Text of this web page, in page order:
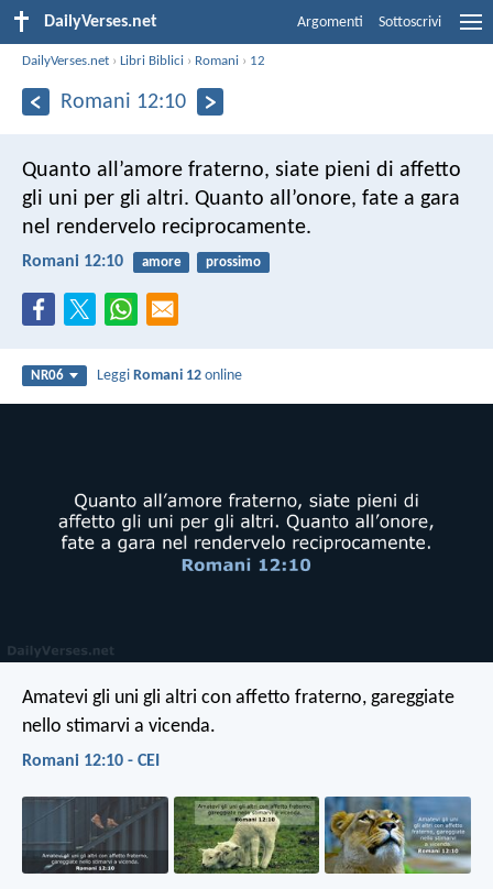
DailyVerses.net Argomenti Sottoscrivi
DailyVerses.net ›Libri Biblici › Romani › 12
Romani 12:10
Quanto all’amore fraterno, siate pieni di affetto
gli uni per gli altri. Quanto all’onore, fate a gara
nel rendervelo reciprocamente.
Romani 12:10 amore prossimo
NR06 LeggiRomani 12 online
Amatevi gli uni gli altri con affetto fraterno, gareggiate
nello stimarvi a vicenda.
Romani 12:10 - CEI